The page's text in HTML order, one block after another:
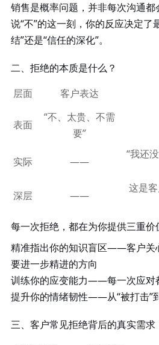
销售是概率问题，并非每次沟通
说“不”的这一刻，你的反应决定了
结”还是“信任的深化”。
二、拒绝的本质是什么？
层面
客户表达
表面
“不、太贵、不需
要”
实际 ——
“我还
深层
——
这是
每一次拒绝，都在为你提供三重价
精准指出你的知识盲区——客户关
要进一步精进的方向
训练你的应变能力——每一次应对
提升你的情绪韧性——从“被打击”
三、客户常见拒绝背后的真实需求